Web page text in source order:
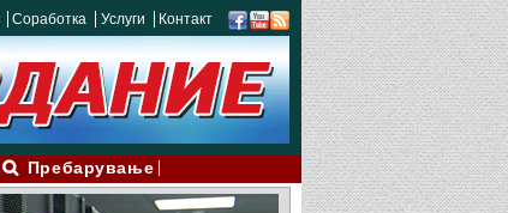
Соработка Услуги Контакт
Пребарување